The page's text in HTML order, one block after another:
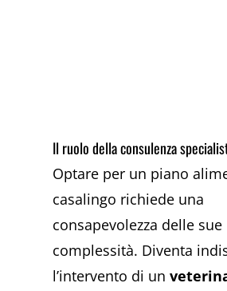
Il ruolo della consulenza
Optare per un piano
casalingo richiede una
consapevolezza delle sue
complessità. Diventa
l’intervento di un